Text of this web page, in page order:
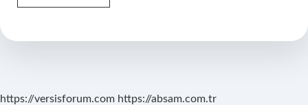
Nerede
https://versisforum.com https://absam.com.tr